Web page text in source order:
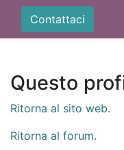
Contattaci
Questo
Ritorna al sito web.
Ritorna al forum.